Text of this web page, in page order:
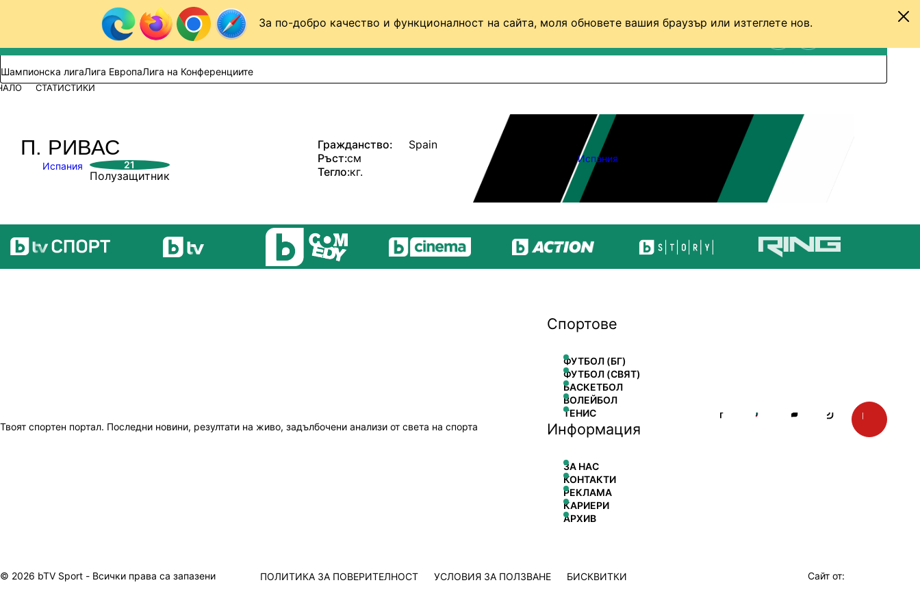
За по-добро качество и функционалност на сайта, моля обновете вашия браузър или изтеглете нов.
Към съдържанието
Търси в сайта
ВИДЕО ФУТБОЛ (БГ)
Шампионска лигаЛига ЕвропаЛига на Конференциите
СТАТИСТИКИ
П. РИВАС
Испания 21
Полузащитник
Гражданство:
Spain
Ръст:см
Тегло:кг.
Испания
Твоят спортен портал. Последни новини, резултати на живо, задълбочени анализи от света на спорта
Спортове
ФУТБОЛ (БГ)
ФУТБОЛ (СВЯТ)
БАСКЕТБОЛ
ВОЛЕЙБОЛ
ТЕНИС
Информация
ЗА НАС
КОНТАКТИ
РЕКЛАМА
КАРИЕРИ
АРХИВ
© 2026 bTV Sport - Всички права са запазени ПОЛИТИКА ЗА ПОВЕРИТЕЛНОСТ УСЛОВИЯ ЗА ПОЛЗВАНЕ БИСКВИТКИ Сайт от: